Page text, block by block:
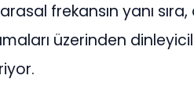
frekansın yanı
üzerinden